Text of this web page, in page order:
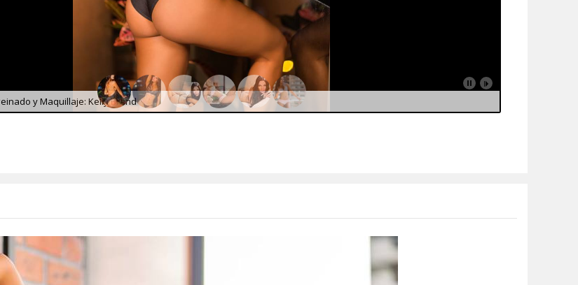
y Maquillaje: Kelly Brand